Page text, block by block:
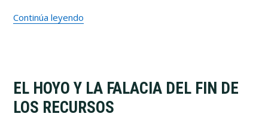
Continúa leyendo
EL HOYO Y LA FALACIA DEL FIN DE
LOS RECURSOS